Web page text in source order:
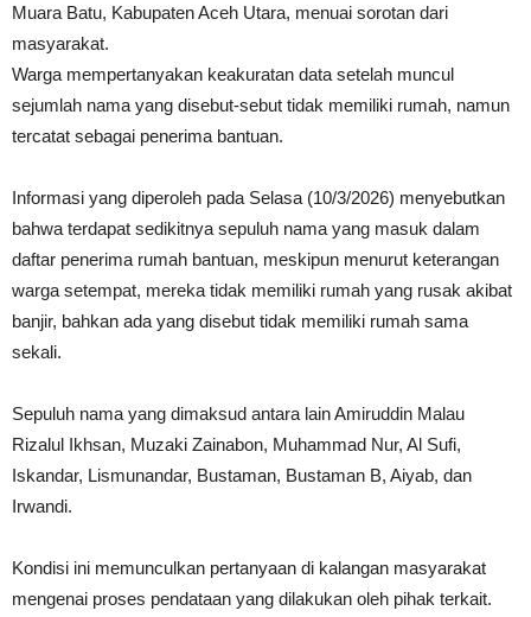
Muara Batu, Kabupaten Aceh Utara, menuai sorotan dari
masyarakat.
Warga mempertanyakan keakuratan data setelah muncul
sejumlah nama yang disebut-sebut tidak memiliki rumah, namun
tercatat sebagai penerima bantuan.
Informasi yang diperoleh pada Selasa (10/3/2026) menyebutkan
bahwa terdapat sedikitnya sepuluh nama yang masuk dalam
daftar penerima rumah bantuan, meskipun menurut keterangan
warga setempat, mereka tidak memiliki rumah yang rusak akibat
banjir, bahkan ada yang disebut tidak memiliki rumah sama
sekali.
Sepuluh nama yang dimaksud antara lain Amiruddin Malau
Rizalul Ikhsan, Muzaki Zainabon, Muhammad Nur, Al Sufi,
Iskandar, Lismunandar, Bustaman, Bustaman B, Aiyab, dan
Irwandi.
Kondisi ini memunculkan pertanyaan di kalangan masyarakat
mengenai proses pendataan yang dilakukan oleh pihak terkait.